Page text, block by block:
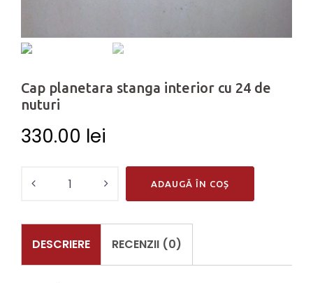
Cap planetara stanga interior cu 24 de
nuturi
330.00 lei
interior
ADAUGĂ ÎN COȘ
DESCRIERE RECENZII (0)